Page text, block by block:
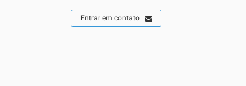
Entrar em contato